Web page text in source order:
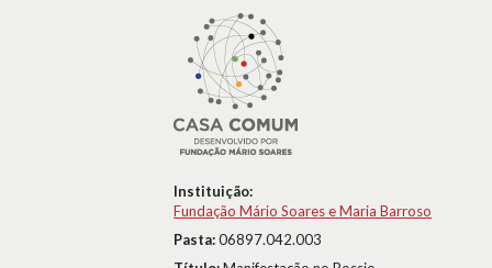
Instituição:
Fundação Mário Soares e Maria Barroso
Pasta:06897.042.003